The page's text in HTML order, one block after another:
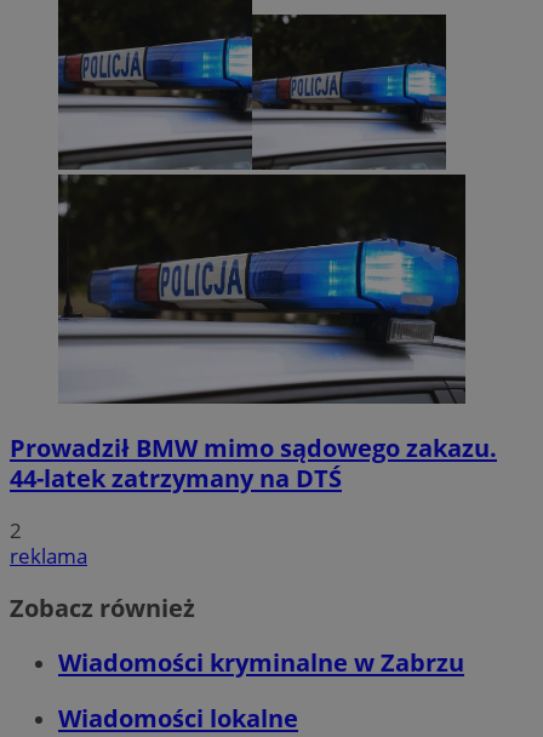
Prowadził BMW mimo sądowego zakazu.
44-latek zatrzymany na DTŚ
2
reklama
Zobacz również
Wiadomości kryminalne w Zabrzu
Wiadomości lokalne